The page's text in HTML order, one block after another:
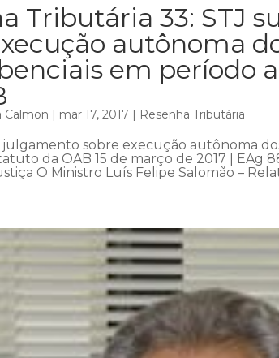
Tributária 33: STJ
autônoma
em período
Calmon | mar 17, 2017 | Resenha Tributária
julgamento sobre execução autônoma
da OAB 15 de março de 2017 | EAg
O Ministro Luís Felipe Salomão –